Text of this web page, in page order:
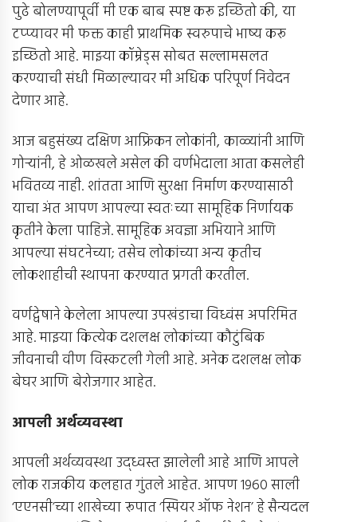
पुढे बोलण्यापूर्वी मी एक बाब स्पष्ट करू इच्छितो की, या
टप्प्यावर मी फक्त काही प्राथमिक स्वरुपाचे भाष्य करू
इच्छितो आहे. माझ्या कॉम्रेड्स सोबत सल्लामसलत
करण्याची संधी मिळाल्यावर मी अधिक परिपूर्ण निवेदन
देणार आहे.
आज बहुसंख्य दक्षिण आफ्रिकन लोकांनी, काळ्यांनी आणि
गोर्‍यांनी, हे ओळखले असेल की वर्णभेदाला आता कसलेही
भवितव्य नाही. शांतता आणि सुरक्षा निर्माण करण्यासाठी
याचा अंत आपण आपल्या स्वतःच्या सामूहिक निर्णायक
कृतीने केला पाहिजे. सामूहिक अवज्ञा अभियाने आणि
आपल्या संघटनेच्या; तसेच लोकांच्या अन्य कृतीच
लोकशाहीची स्थापना करण्यात प्रगती करतील.
वर्णद्वेषाने केलेला आपल्या उपखंडाचा विध्वंस अपरिमित
आहे. माझ्या कित्येक दशलक्ष लोकांच्या कौटुंबिक
जीवनाची वीण विस्कटली गेली आहे. अनेक दशलक्ष लोक
बेघर आणि बेरोजगार आहेत.
आपली अर्थव्यवस्था
आपली अर्थव्यवस्था उद्ध्वस्त झालेली आहे आणि आपले
लोक राजकीय कलहात गुंतले आहेत. आपण 1960 साली
‘एएनसी’च्या शाखेच्या रूपात ‘स्पियर ऑफ नेशन’ हे सैन्यदल